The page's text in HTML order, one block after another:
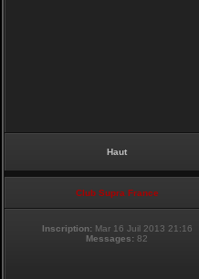
Haut
Club Supra France
Inscription: Mar 16 Juil 2013 21:16
Messages: 82